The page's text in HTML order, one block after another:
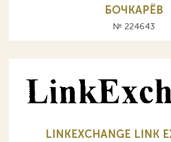
БОЧКАРЁВ
№ 224643
LINKEXCHANGE LINK